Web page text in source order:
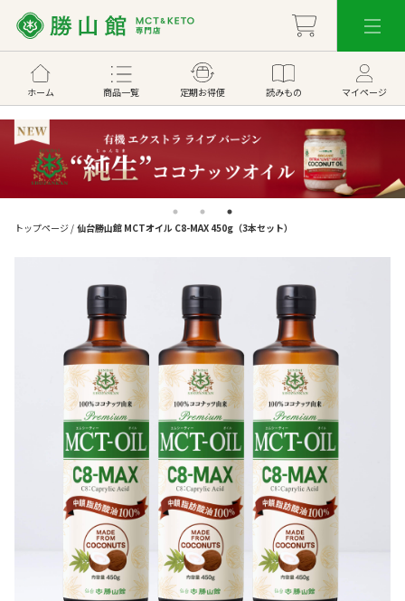
ホーム 商品一覧 定期お得便 読みもの マイページ
トップページ / 仙台勝山館 MCTオイル C8-MAX 450g（3本セット）